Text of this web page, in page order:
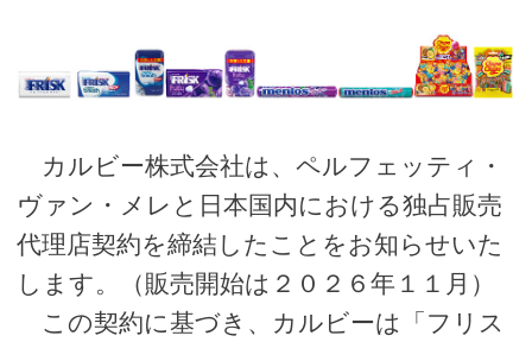
カルビー株式会社は、ペルフェッティ・
ヴァン・メレと日本国内における独占販売
代理店契約を締結したことをお知らせいた
します。（販売開始は２０２６年１１月）
この契約に基づき、カルビーは「フリス